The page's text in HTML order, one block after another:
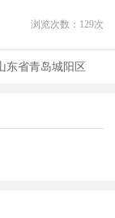
浏览次数： 129次
东省青岛城阳区